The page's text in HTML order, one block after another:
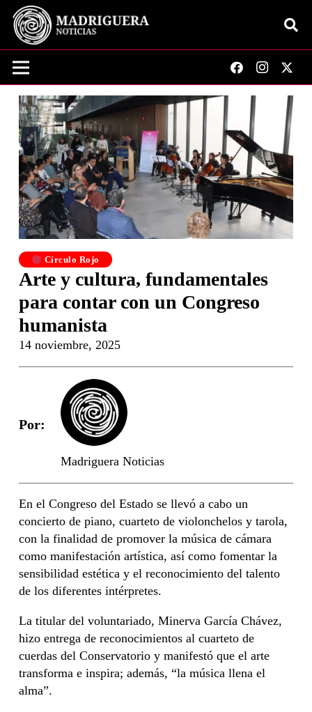
Círculo Rojo
Arte y cultura, fundamentales
para contar con un Congreso
humanista
14 noviembre, 2025
Por:
Madriguera Noticias
En el Congreso del Estado se llevó a cabo un
concierto de piano, cuarteto de violonchelos y tarola,
con la finalidad de promover la música de cámara
como manifestación artística, así como fomentar la
sensibilidad estética y el reconocimiento del talento
de los diferentes intérpretes.
La titular del voluntariado, Minerva García Chávez,
hizo entrega de reconocimientos al cuarteto de
cuerdas del Conservatorio y manifestó que el arte
transforma e inspira; además, “la música llena el
alma”.